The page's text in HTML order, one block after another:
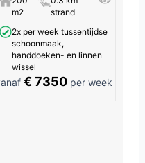
m2
strand
2x per week tussentijdse
schoonmaak,
handdoeken- en linnen
wissel
€ 7350 per week